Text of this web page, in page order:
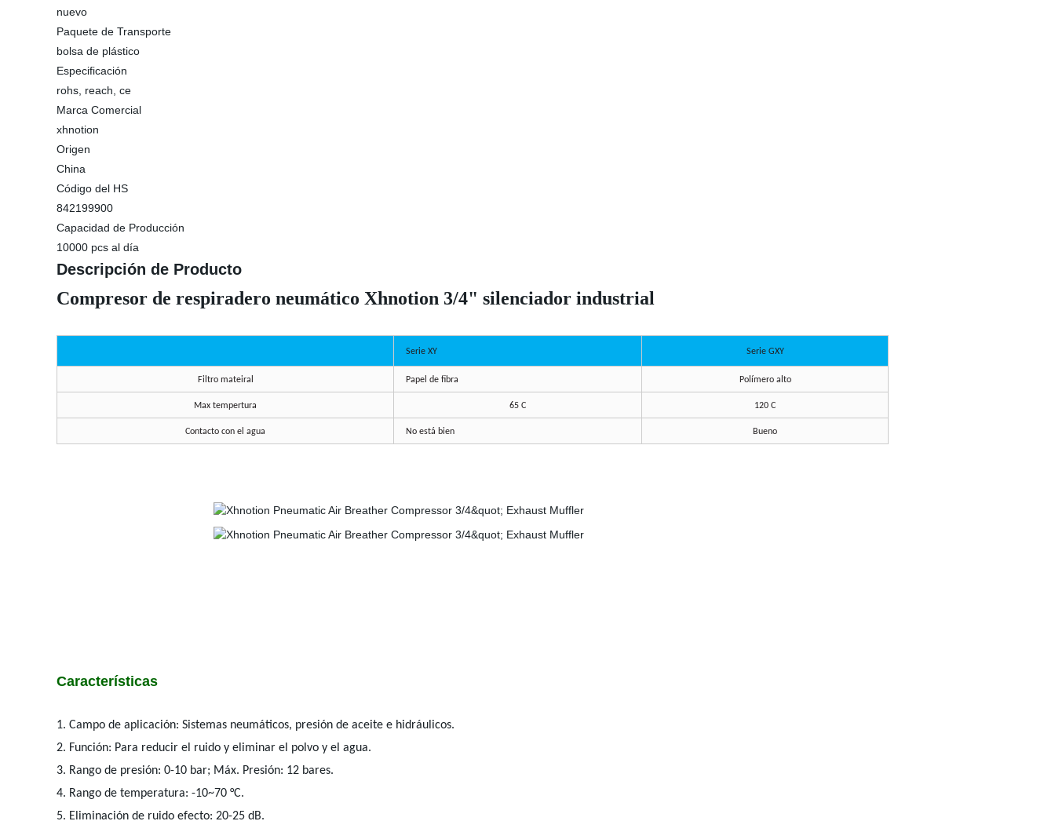
nuevo
Paquete de Transporte
bolsa de plástico
Especificación
rohs, reach, ce
Marca Comercial
xhnotion
Origen
China
Código del HS
842199900
Capacidad de Producción
10000 pcs al día
Descripción de Producto
Compresor de respiradero neumático Xhnotion 3/4" silenciador industrial
Serie XY Serie GXY
Filtro mateiral Papel de fibra Polímero alto
Max tempertura 65 C 120 C
Contacto con el agua No está bien Bueno
Características
1. Campo de aplicación: Sistemas neumáticos, presión de aceite e hidráulicos.
2. Función: Para reducir el ruido y eliminar el polvo y el agua.
3. Rango de presión: 0-10 bar; Máx. Presión: 12 bares.
4. Rango de temperatura: -10~70 °C.
5. Eliminación de ruido efecto: 20-25 dB.